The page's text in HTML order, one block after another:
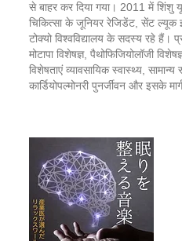
से बाहर कर दिया गया। 2011 में
चिकित्सा के जूनियर रेजिडेंट, सेंट
टोक्यो विश्वविद्यालय के सदस्य रहे हैं।
मोटापा विशेषज्ञ, पैथोफिजियोलॉजी
विशेषताएं व्यावसायिक स्वास्थ्य,
कार्डियोपल्मोनरी पुनर्जीवन और इसके